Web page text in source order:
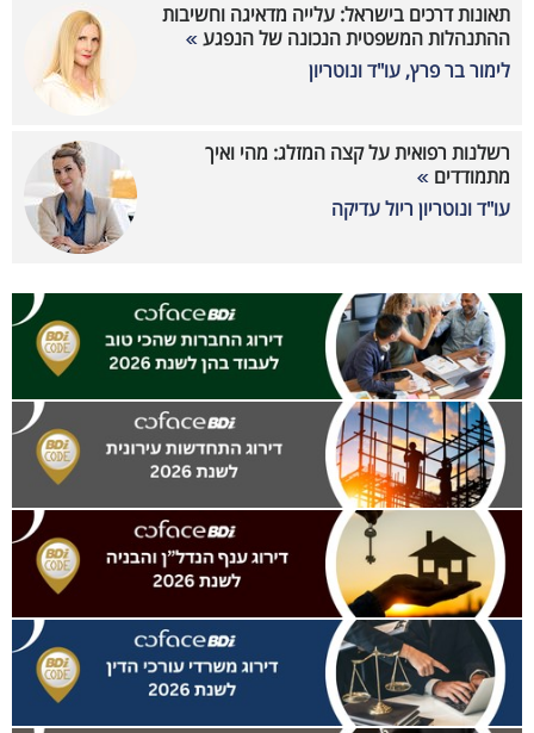
תאונות דרכים בישראל: עלייה מדאיגה וחשיבות
ההתנהלות המשפטית הנכונה של הנפגע
לימור בר פרץ, עו"ד ונוטריון
רשלנות רפואית על קצה המזלג: מהי ואיך
מתמודדים
עו"ד ונוטריון ריול עדיקה